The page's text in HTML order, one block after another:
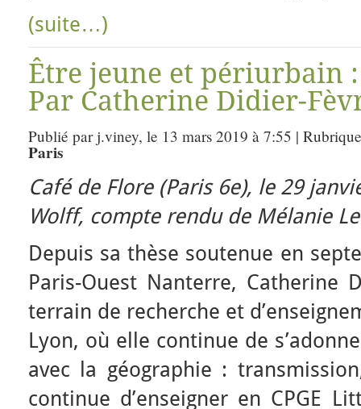
(suite…)
Être jeune et périurbain
Par Catherine Didier-
Publié par j.viney, le 13 mars 2019 à 7:55 |
Paris
Café de Flore (Paris 6e), le 29
Wolff, compte rendu de Mélanie
Depuis sa thèse soutenue en
Paris-Ouest Nanterre, Catherine
terrain de recherche et
Lyon, où elle continue de
avec la géographie :
continue d’enseigner en CPGE